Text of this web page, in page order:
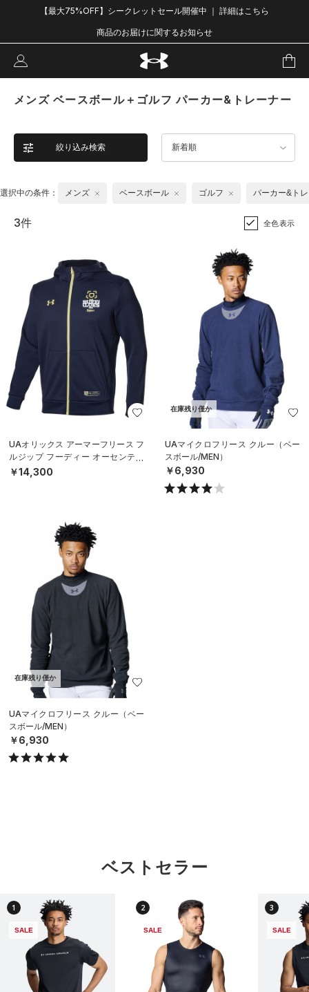
【最大75%OFF】シークレットセール開催中 ｜ 詳細はこちら
商品のお届けに関するお知らせ
メンズ ベースボール＋ゴルフ パーカー&トレーナー
絞り込み検索 新着順
選択中の条件： メンズ ベースボール ゴルフ パーカー&ト
3件 全色表示
UAオリックス アーマーフリース フ
ルジップ フーディー オーセンティ
ック（ベースボール/MEN）
￥14,300
在庫残り僅か
UAマイクロフリース クルー（ベー
スボール/MEN）
￥6,930
在庫残り僅か
UAマイクロフリース クルー（ベー
スボール/MEN）
￥6,930
ベストセラー
1
SALE
2
SALE
3
SALE